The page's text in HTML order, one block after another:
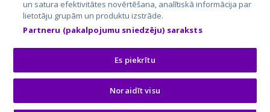
GetaPro.ee
Skelbiu.lt
Autoplius.lt
Aruodas.lt
auto24.ee
Osta.ee
KuldneBörs.ee
© 2026 GetaPro. Visas tiesības aizsargātas.
un satura efektivitātes novērtēšana, analītiskā informācija par
lietotāju grupām un produktu izstrāde.
Partneru (pakalpojumu sniedzēju) saraksts
Es piekrītu
Noraidīt visu